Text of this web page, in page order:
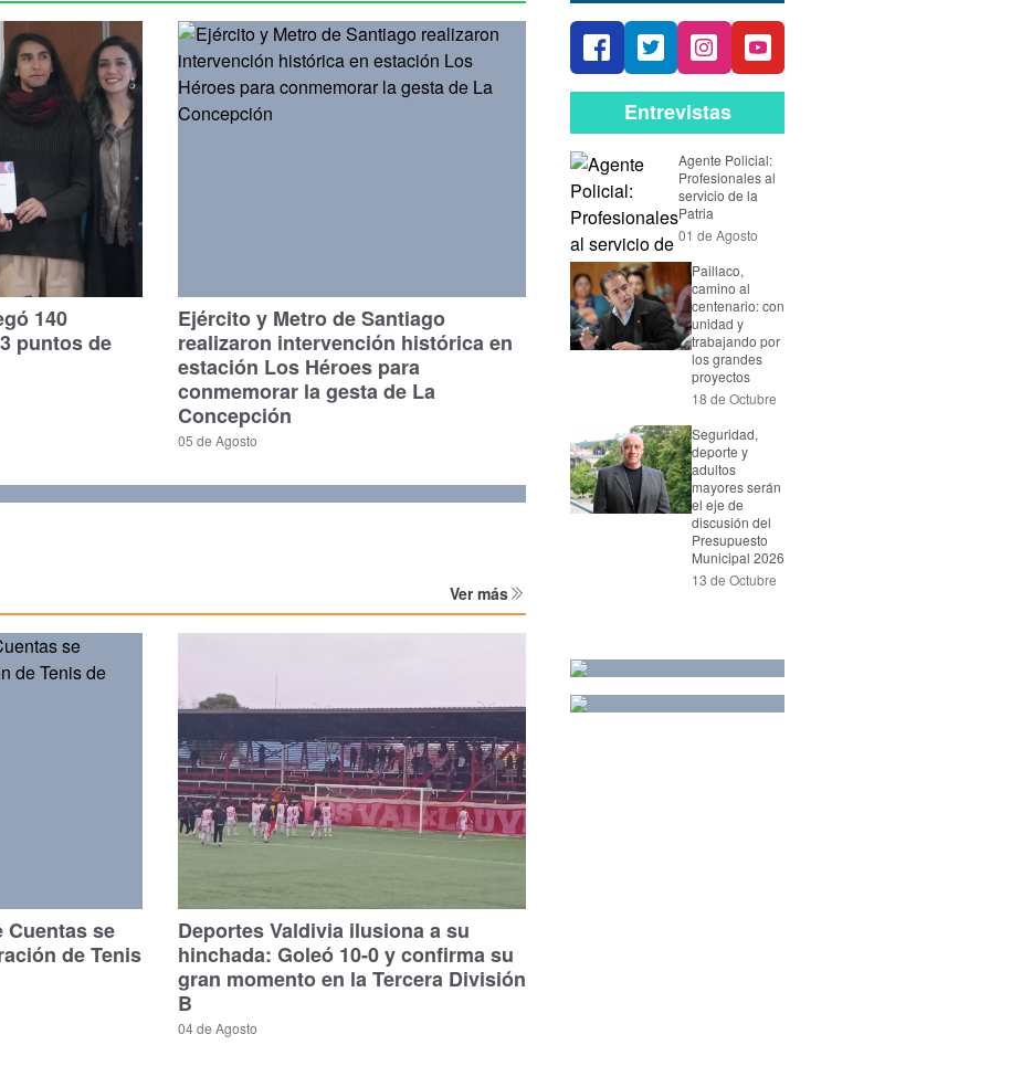
140
puntos de
Ejército y Metro de Santiago
realizaron intervención histórica en
estación Los Héroes para
conmemorar la gesta de La
Concepción
05 de Agosto
Ver más
Cuentas se
de Tenis
Deportes Valdivia ilusiona a su
hinchada: Goleó 10-0 y confirma su
gran momento en la Tercera División
B
04 de Agosto
Entrevistas
Agente Policial:
Profesionales al
servicio de la
Patria
01 de Agosto
Paillaco,
camino al
centenario: con
unidad y
trabajando por
los grandes
proyectos
18 de Octubre
Seguridad,
deporte y
adultos
mayores serán
el eje de
discusión del
Presupuesto
Municipal 2026
13 de Octubre